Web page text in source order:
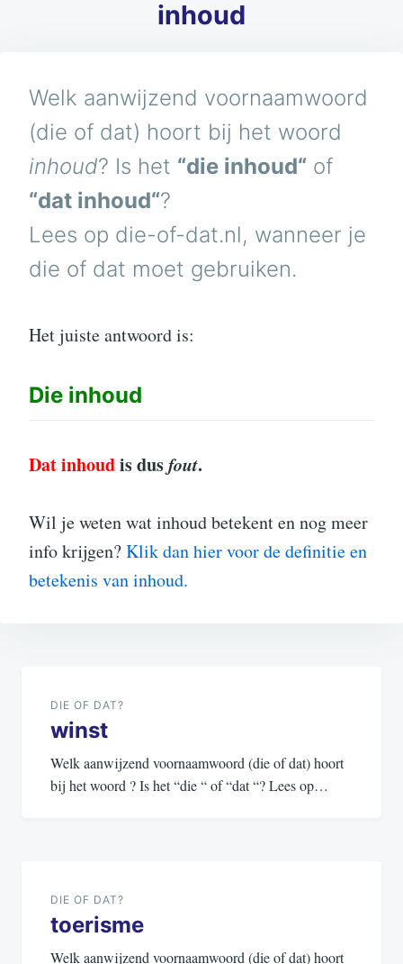
inhoud
Welk aanwijzend voornaamwoord
(die of dat) hoort bij het woord
inhoud? Is het “die inhoud“ of
“dat inhoud“?
Lees op die-of-dat.nl, wanneer je
die of dat moet gebruiken.
Het juiste antwoord is:
Die inhoud
Dat inhoudis dusfout.
Wil je weten wat inhoud betekent en nog meer
info krijgen?Klik dan hier voor de definitie en
betekenis van inhoud.
navigatie
DIE OF DAT?
winst
Welk aanwijzend voornaamwoord (die of dat) hoort
bij het woord ? Is het “die “ of “dat “? Lees op…
DIE OF DAT?
toerisme
Welk aanwijzend voornaamwoord (die of dat) hoort